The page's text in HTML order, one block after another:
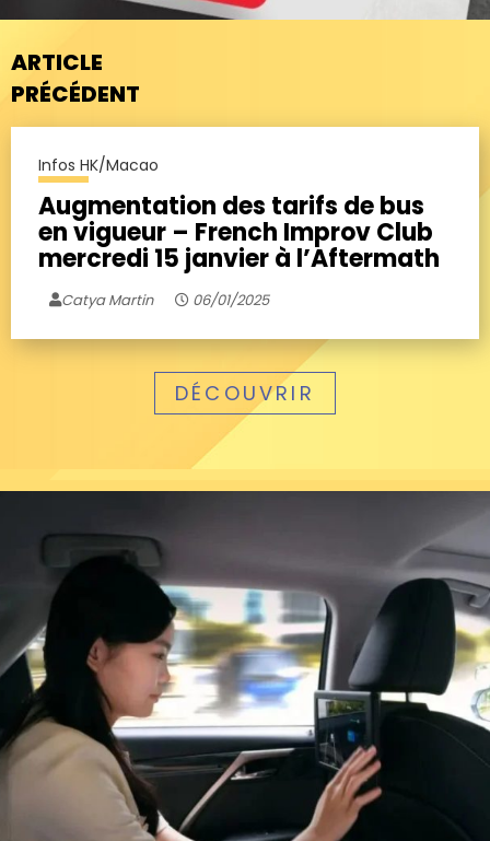
ARTICLE
PRÉCÉDENT
Infos HK/Macao
Augmentation des tarifs de bus
en vigueur – French Improv Club
mercredi 15 janvier à l’Aftermath
Catya Martin 06/01/2025
DÉCOUVRIR